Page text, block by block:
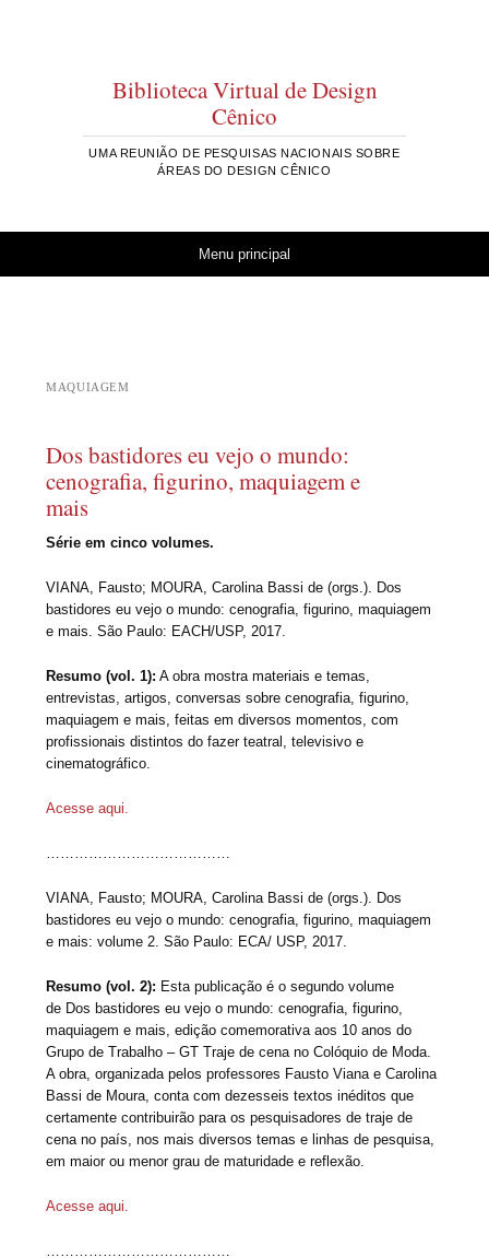
Biblioteca Virtual de Design
Cênico
UMA REUNIÃO DE PESQUISAS NACIONAIS SOBRE
ÁREAS DO DESIGN CÊNICO
Menu principal
MAQUIAGEM
Dos bastidores eu vejo o mundo:
cenografia, figurino, maquiagem e
mais
Série em cinco volumes.
VIANA, Fausto; MOURA, Carolina Bassi de (orgs.). Dos
bastidores eu vejo o mundo: cenografia, figurino, maquiagem
e mais. São Paulo: EACH/USP, 2017.
Resumo (vol. 1): A obra mostra materiais e temas,
entrevistas, artigos, conversas sobre cenografia, figurino,
maquiagem e mais, feitas em diversos momentos, com
profissionais distintos do fazer teatral, televisivo e
cinematográfico.
Acesse aqui.
VIANA, Fausto; MOURA, Carolina Bassi de (orgs.). Dos
bastidores eu vejo o mundo: cenografia, figurino, maquiagem
e mais: volume 2. São Paulo: ECA/ USP, 2017.
Resumo (vol. 2): Esta publicação é o segundo volume
de Dos bastidores eu vejo o mundo: cenografia, figurino,
maquiagem e mais, edição comemorativa aos 10 anos do
Grupo de Trabalho – GT Traje de cena no Colóquio de Moda.
A obra, organizada pelos professores Fausto Viana e Carolina
Bassi de Moura, conta com dezesseis textos inéditos que
certamente contribuirão para os pesquisadores de traje de
cena no país, nos mais diversos temas e linhas de pesquisa,
em maior ou menor grau de maturidade e reflexão.
Acesse aqui.